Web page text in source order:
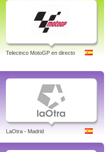
Telecinco MotoGP en directo
LaOtra - Madrid